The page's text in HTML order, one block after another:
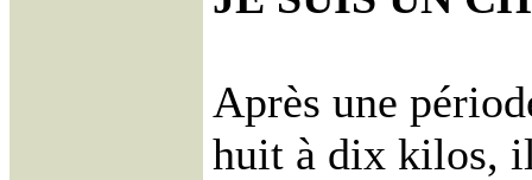
Après une
huit à dix kilos,